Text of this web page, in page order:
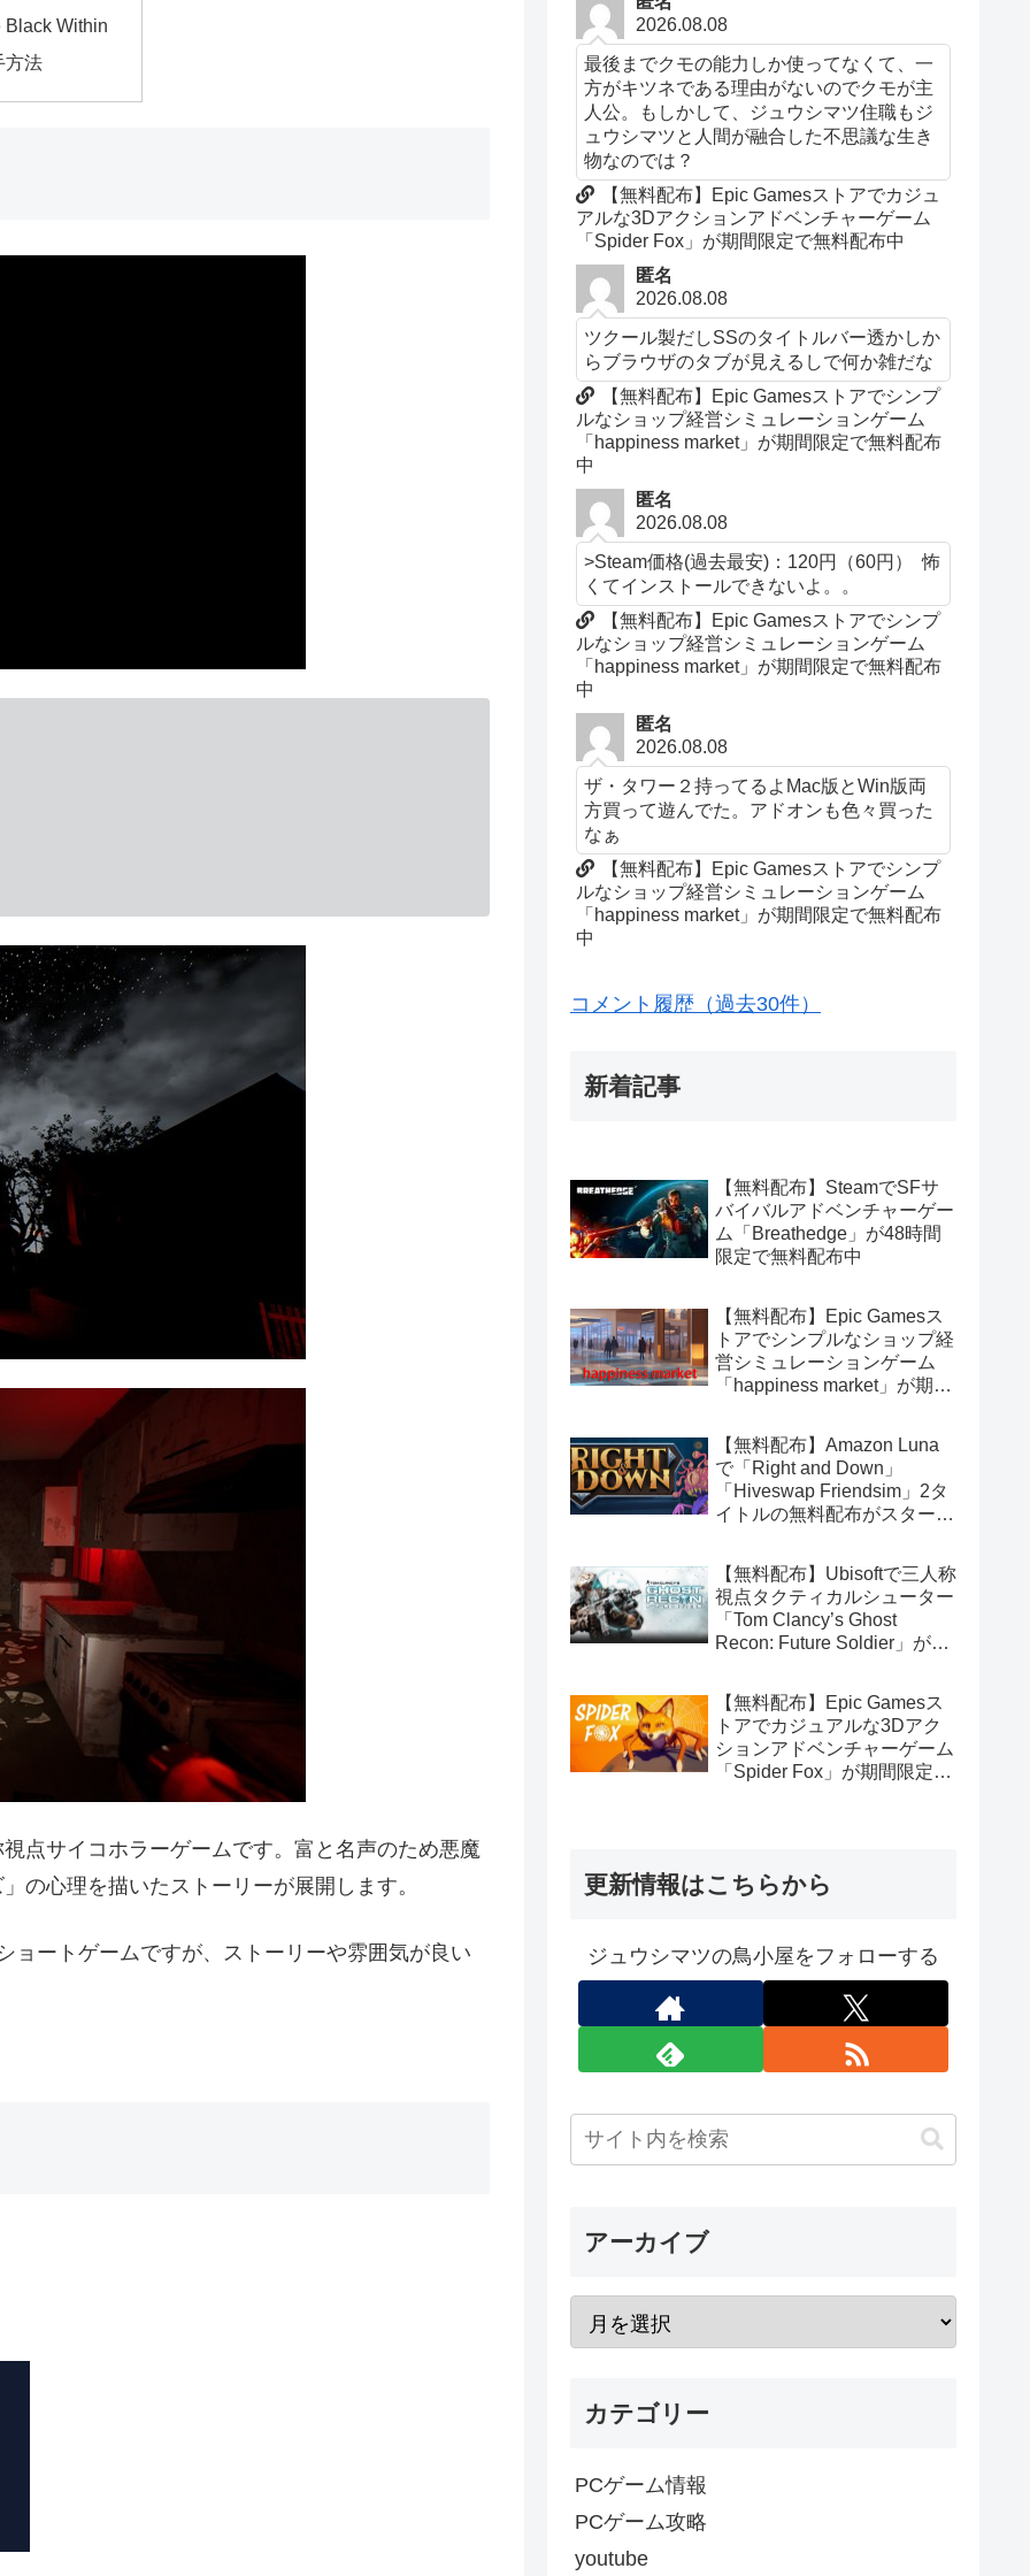
Black Within
方法
点サイコホラーゲームです。富と名声のため悪魔
の心理を描いたストーリーが展開します。
ョートゲームですが、ストーリーや雰囲気が良い
2026.08.08
最後までクモの能力しか使ってなくて、一
方がキツネである理由がないのでクモが主
人公。もしかして、ジュウシマツ住職もジ
ュウシマツと人間が融合した不思議な生き
物なのでは？
【無料配布】Epic Gamesストアでカジュ
アルな3Dアクションアドベンチャーゲーム
「Spider Fox」が期間限定で無料配布中
匿名
2026.08.08
ツクール製だしSSのタイトルバー透かしか
らブラウザのタブが見えるしで何か雑だな
【無料配布】Epic Gamesストアでシンプ
ルなショップ経営シミュレーションゲーム
「happiness market」が期間限定で無料配布
中
匿名
2026.08.08
>Steam価格(過去最安)：120円（60円） 怖
くてインストールできないよ。。
【無料配布】Epic Gamesストアでシンプ
ルなショップ経営シミュレーションゲーム
「happiness market」が期間限定で無料配布
中
匿名
2026.08.08
ザ・タワー２持ってるよMac版とWin版両
方買って遊んでた。アドオンも色々買った
なぁ
【無料配布】Epic Gamesストアでシンプ
ルなショップ経営シミュレーションゲーム
「happiness market」が期間限定で無料配布
中
コメント履歴（過去30件）
新着記事
【無料配布】SteamでSFサ
バイバルアドベンチャーゲー
ム「Breathedge」が48時間
限定で無料配布中
【無料配布】Epic Gamesス
トアでシンプルなショップ経
営シミュレーションゲーム
「happiness market」が期間
【無料配布】Amazon Luna
で「Right and Down」
「Hiveswap Friendsim」2タ
イトルの無料配布がスタート
【無料配布】Ubisoftで三人称
視点タクティカルシューター
「Tom Clancy’s Ghost
Recon: Future Soldier」が期
Connect版）
【無料配布】Epic Gamesス
トアでカジュアルな3Dアク
ションアドベンチャーゲーム
「Spider Fox」が期間限定で
更新情報はこちらから
ジュウシマツの鳥小屋をフォローする
アーカイブ
カテゴリー
PCゲーム情報
PCゲーム攻略
youtube